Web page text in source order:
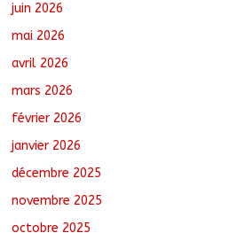
juin 2026
mai 2026
avril 2026
mars 2026
février 2026
janvier 2026
décembre 2025
novembre 2025
octobre 2025